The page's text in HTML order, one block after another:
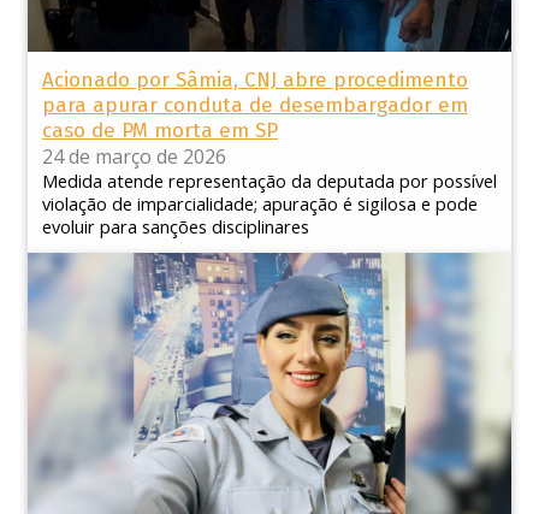
Acionado por Sâmia, CNJ abre procedimento
para apurar conduta de desembargador em
caso de PM morta em SP
24 de março de 2026
Medida atende representação da deputada por possível
violação de imparcialidade; apuração é sigilosa e pode
evoluir para sanções disciplinares